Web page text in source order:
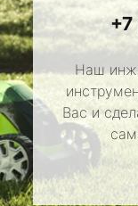
Наш
Вас и